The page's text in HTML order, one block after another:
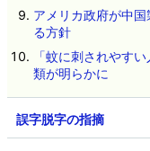
アメリカ政府が中
る方針
「蚊に刺されやす
類が明らかに